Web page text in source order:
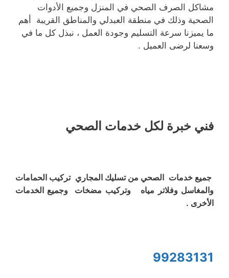
مشاكل الصرف الصحي في المنزل وجميع الأدوات
الصحية وذلك في منطقة العبدلي والمناطق القريبة أهم
ما يميزنا سرعة التسليم وجودة العمل ، نبذل كل ما في
وسعنا لرضى العميل .
فني خبرة لكل خدمات الصحي
جميع خدمات الصحي من تسليك المجاري تركيب الحمامات
والمغاسل وفلاتر مياه وتركيب مضخات وجميع الخدمات
الأخرى .
99283131